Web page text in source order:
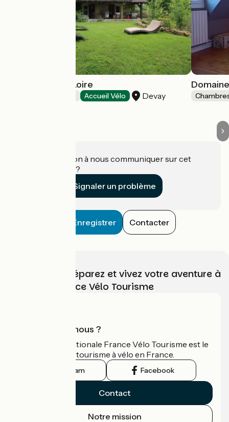
La Chaume en Loire
Accueil Vélo Devay
Une information à nous communiquer sur cet
établissement ?
Signaler un problème
Enregistrer Contacter
Choisissez, préparez et vivez votre aventure à
vélo avec France Vélo Tourisme
Qui sommes-nous ?
L'association nationale France Vélo Tourisme est le
guide officiel du tourisme à vélo en France.
Instagram Facebook
Contact
Notre mission